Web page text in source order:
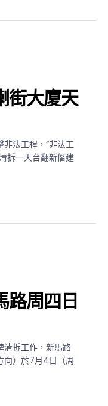
街大廈天
非法工程，“非法工
拆一天台翻新僭建
路周四日
清拆工作，新馬路
向）於7月4日（周